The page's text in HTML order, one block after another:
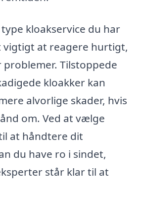
kloakservice du har
vigtigt at reagere hurtigt,
problemer. Tilstoppede
kloakker kan
alvorlige skader, hvis
om. Ved at vælge
at håndtere dit
du have ro i sindet,
står klar til at